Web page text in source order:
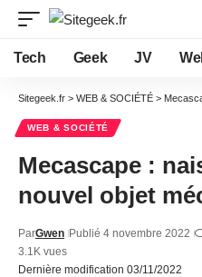
Tech Geek JV
Sitegeek.fr > WEB & SOCIÉTÉ >
WEB & SOCIÉTÉ
Mecascape :
nouvel objet
Dernière modification 03/11/2022
ParGwen Publié 4 novembre 2022
3.1K vues